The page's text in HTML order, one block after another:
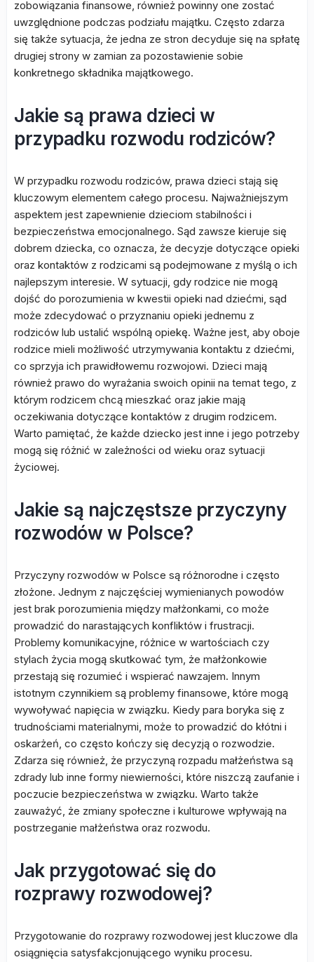
zobowiązania finansowe, również powinny one zostać
uwzględnione podczas podziału majątku. Często zdarza
się także sytuacja, że jedna ze stron decyduje się na spłatę
drugiej strony w zamian za pozostawienie sobie
konkretnego składnika majątkowego.
Jakie są prawa dzieci w
przypadku rozwodu rodziców?
W przypadku rozwodu rodziców, prawa dzieci stają się
kluczowym elementem całego procesu. Najważniejszym
aspektem jest zapewnienie dzieciom stabilności i
bezpieczeństwa emocjonalnego. Sąd zawsze kieruje się
dobrem dziecka, co oznacza, że decyzje dotyczące opieki
oraz kontaktów z rodzicami są podejmowane z myślą o ich
najlepszym interesie. W sytuacji, gdy rodzice nie mogą
dojść do porozumienia w kwestii opieki nad dziećmi, sąd
może zdecydować o przyznaniu opieki jednemu z
rodziców lub ustalić wspólną opiekę. Ważne jest, aby oboje
rodzice mieli możliwość utrzymywania kontaktu z dziećmi,
co sprzyja ich prawidłowemu rozwojowi. Dzieci mają
również prawo do wyrażania swoich opinii na temat tego, z
którym rodzicem chcą mieszkać oraz jakie mają
oczekiwania dotyczące kontaktów z drugim rodzicem.
Warto pamiętać, że każde dziecko jest inne i jego potrzeby
mogą się różnić w zależności od wieku oraz sytuacji
życiowej.
Jakie są najczęstsze przyczyny
rozwodów w Polsce?
Przyczyny rozwodów w Polsce są różnorodne i często
złożone. Jednym z najczęściej wymienianych powodów
jest brak porozumienia między małżonkami, co może
prowadzić do narastających konfliktów i frustracji.
Problemy komunikacyjne, różnice w wartościach czy
stylach życia mogą skutkować tym, że małżonkowie
przestają się rozumieć i wspierać nawzajem. Innym
istotnym czynnikiem są problemy finansowe, które mogą
wywoływać napięcia w związku. Kiedy para boryka się z
trudnościami materialnymi, może to prowadzić do kłótni i
oskarżeń, co często kończy się decyzją o rozwodzie.
Zdarza się również, że przyczyną rozpadu małżeństwa są
zdrady lub inne formy niewierności, które niszczą zaufanie i
poczucie bezpieczeństwa w związku. Warto także
zauważyć, że zmiany społeczne i kulturowe wpływają na
postrzeganie małżeństwa oraz rozwodu.
Jak przygotować się do
rozprawy rozwodowej?
Przygotowanie do rozprawy rozwodowej jest kluczowe dla
osiągnięcia satysfakcjonującego wyniku procesu.